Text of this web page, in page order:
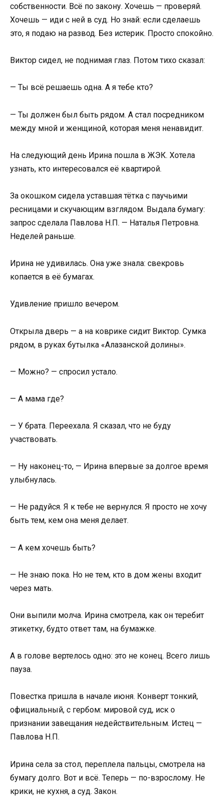
собственности. Всё по закону. Хочешь — проверяй.
Хочешь — иди с ней в суд. Но знай: если сделаешь
это, я подаю на развод. Без истерик. Просто спокойно.
Виктор сидел, не поднимая глаз. Потом тихо сказал:
— Ты всё решаешь одна. А я тебе кто?
— Ты должен был быть рядом. А стал посредником
между мной и женщиной, которая меня ненавидит.
На следующий день Ирина пошла в ЖЭК. Хотела
узнать, кто интересовался её квартирой.
За окошком сидела уставшая тётка с паучьими
ресницами и скучающим взглядом. Выдала бумагу:
запрос сделала Павлова Н.П. — Наталья Петровна.
Неделей раньше.
Ирина не удивилась. Она уже знала: свекровь
копается в её бумагах.
Удивление пришло вечером.
Открыла дверь — а на коврике сидит Виктор. Сумка
рядом, в руках бутылка «Алазанской долины».
— Можно? — спросил устало.
— А мама где?
— У брата. Переехала. Я сказал, что не буду
участвовать.
— Ну наконец-то, — Ирина впервые за долгое время
улыбнулась.
— Не радуйся. Я к тебе не вернулся. Я просто не хочу
быть тем, кем она меня делает.
— А кем хочешь быть?
— Не знаю пока. Но не тем, кто в дом жены входит
через мать.
Они выпили молча. Ирина смотрела, как он теребит
этикетку, будто ответ там, на бумажке.
А в голове вертелось одно: это не конец. Всего лишь
пауза.
Повестка пришла в начале июня. Конверт тонкий,
официальный, с гербом: мировой суд, иск о
признании завещания недействительным. Истец —
Павлова Н.П.
Ирина села за стол, переплела пальцы, смотрела на
бумагу долго. Вот и всё. Теперь — по-взрослому. Не
крики, не кухня, а суд. Закон.